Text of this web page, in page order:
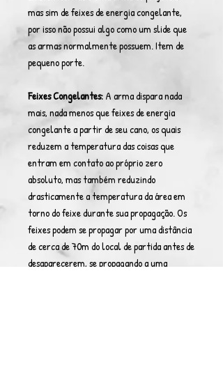
mas sim de feixes de energia congelante,
por isso não possui algo como um slide que
as armas normalmente possuem. Item de
pequeno porte.
Feixes Congelantes:A arma dispara nada
mais, nada menos que feixes de energia
congelante a partir de seu cano, os quais
reduzem a temperatura das coisas que
entram em contato ao próprio zero
absoluto, mas também reduzindo
drasticamente a temperatura da área em
torno do feixe durante sua propagação. Os
feixes podem se propagar por uma distância
de cerca de 70m do local de partida antes de
desaparecerem, se propagando a uma